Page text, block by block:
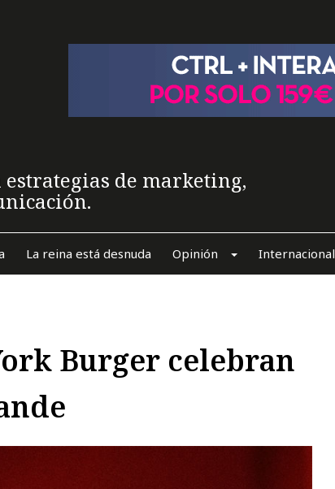
de marketing,
La reina está desnuda Opinión Internacional
Burger celebran